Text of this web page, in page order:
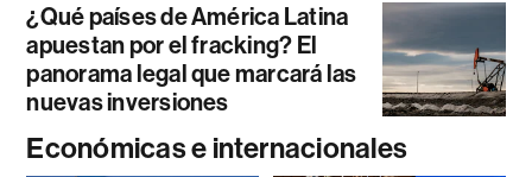
¿Qué países de América Latina
apuestan por el fracking? El
panorama legal que marcará las
nuevas inversiones
Económicas e internacionales